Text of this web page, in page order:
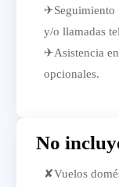
✈Seguimiento
y/o llamadas
✈Asistencia
opcionales.
No
✘Vuelos